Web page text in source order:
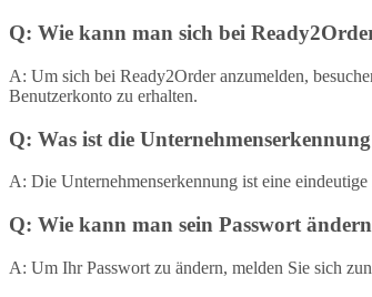
Q: Wie kann man sich bei
A: Um sich bei Ready2Order anzumelden,
Benutzerkonto zu erhalten.
Q: Was ist die
A: Die Unternehmenserkennung ist eine
Q: Wie kann man sein Passwort
A: Um Ihr Passwort zu ändern, melden Sie sich